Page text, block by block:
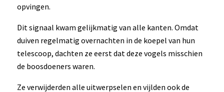
opvingen.
Dit signaal kwam gelijkmatig van alle kanten. Omdat
duiven regelmatig overnachten in de koepel van hun
telescoop, dachten ze eerst dat deze vogels misschien
de boosdoeners waren.
Ze verwijderden alle uitwerpselen en vijlden ook de